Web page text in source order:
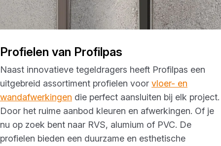
Profielen van Profilpas
Naast innovatieve tegeldragers heeft Profilpas een
uitgebreid assortiment profielen voor vloer- en
wandafwerkingen die perfect aansluiten bij elk project.
Door het ruime aanbod kleuren en afwerkingen. Of je
nu op zoek bent naar RVS, alumium of PVC. De
profielen bieden een duurzame en esthetische